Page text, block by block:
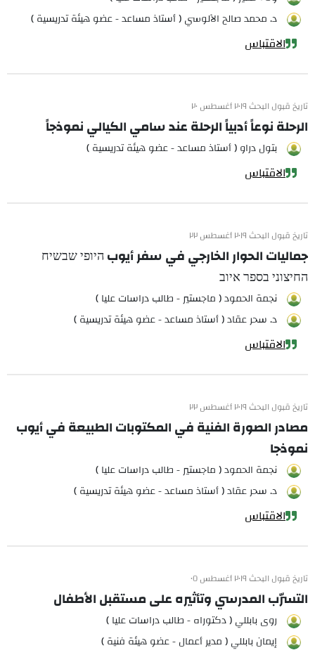
د. محمد صالح الآلوسي ( أستاذ مساعد - عضو هيئة تدريسية )
الاقتباس
تاريخ قبول البحث ٢٠١٩ أغسطس ٢٠
الرحلة نوعاً أدبياً الرحلة عند سامي الكيالي نموذجاً
بتول دراو ( أستاذ مساعد - عضو هيئة تدريسية )
الاقتباس
تاريخ قبول البحث ٢٠١٩ أغسطس ٢٢
جماليات الحوار الخارجي في سفر أيوب היופי שבשיח
החיצוני בספר איוב
نجمة الحمود ( ماجستير - طالب دراسات عليا )
د. سحر عقاد ( أستاذ مساعد - عضو هيئة تدريسية )
الاقتباس
تاريخ قبول البحث ٢٠١٩ أغسطس ٢٢
مصادر الصورة الفنية في المكتوبات الطبيعة في أيوب
نموذجا
نجمة الحمود ( ماجستير - طالب دراسات عليا )
د. سحر عقاد ( أستاذ مساعد - عضو هيئة تدريسية )
الاقتباس
تاريخ قبول البحث ٢٠١٩ أغسطس ٠٥
التسرّب المدرسي وتأثيره على مستقبل الأطفال
روى بابللي ( دكتوراه - طالب دراسات عليا )
إيمان بابللي ( مدير أعمال - عضو هيئة فنية )